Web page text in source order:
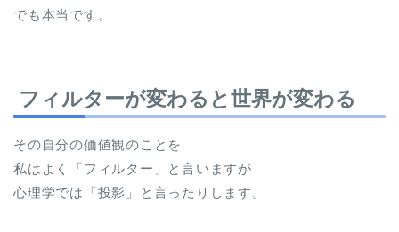
でも本当です。
フィルターが変わると世界が変わる
その自分の価値観のことを
私はよく「フィルター」と言いますが
心理学では「投影」と言ったりします。